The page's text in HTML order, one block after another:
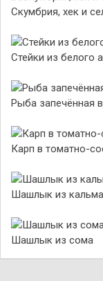
Скумбрия, хек и
Стейки из белого
Рыба запечённая
Карп в томатно-
Шашлык из
Шашлык из сома